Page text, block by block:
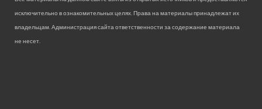
исключительно в ознакомительных целях. Права на материалы принадлежат их
владельцам. Администрация сайта ответственности за содержание материала
не несет.